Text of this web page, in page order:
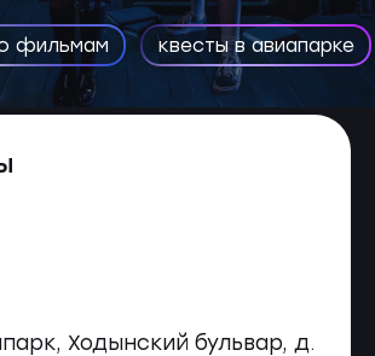
фильмам квесты в авиапарке
Ходынский бульвар, д.